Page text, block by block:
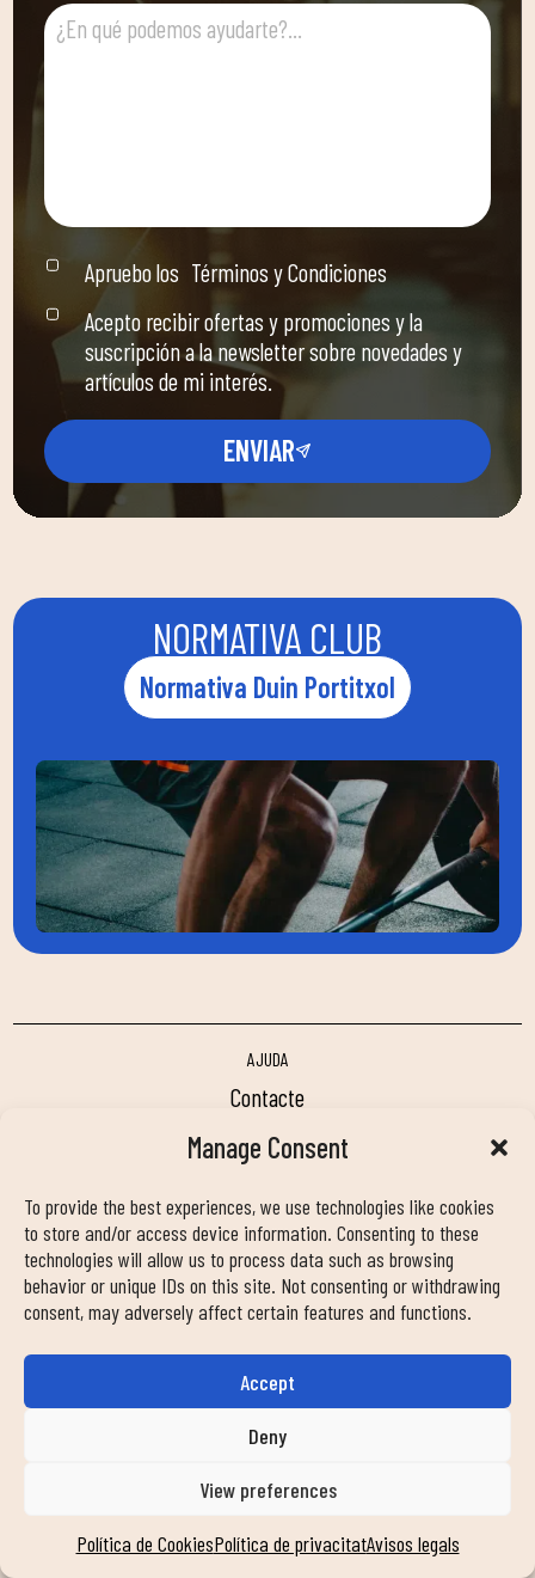
Manage Consent
To provide the best experiences, we use technologies like cookies
to store and/or access device information. Consenting to these
technologies will allow us to process data such as browsing
behavior or unique IDs on this site. Not consenting or withdrawing
consent, may adversely affect certain features and functions.
Accept
Deny
View preferences
Política de CookiesPolítica de privacitatAvisos legals
Apruebo los Términos y Condiciones
Acepto recibir ofertas y promociones y la
suscripción a la newsletter sobre novedades y
artículos de mi interés.
ENVIAR
NORMATIVA CLUB
Normativa Duin Portitxol
AJUDA
contacte
treballa amb nosaltres
faqs
transparència
compromís
SEGUEIX-NOS A LES NOSTRES XARXES SOCIALS
MY DUIN APP